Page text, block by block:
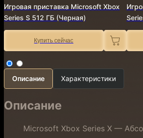
Игровая приставка Microsoft Xbox
Series S 512 ГБ (Черная)
Купить сейчас
Описание Характеристики
Описание
Microsoft Xbox Series X —